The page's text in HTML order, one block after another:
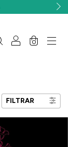
0
FILTRAR